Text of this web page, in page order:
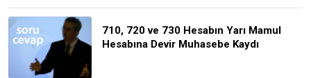
710, 720 ve 730 Hesabın Yarı Mamul
Hesabına Devir Muhasebe Kaydı